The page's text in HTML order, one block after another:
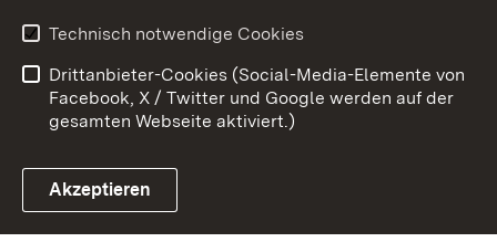
Link zum Landesportal
Barrierefreiheit
Impressum Cookies
Technisch notwendige Cookies
Drittanbieter-Cookies (Social-Media-Elemente von
Facebook, X / Twitter und Google werden auf der
gesamten Webseite aktiviert.)
Akzeptieren